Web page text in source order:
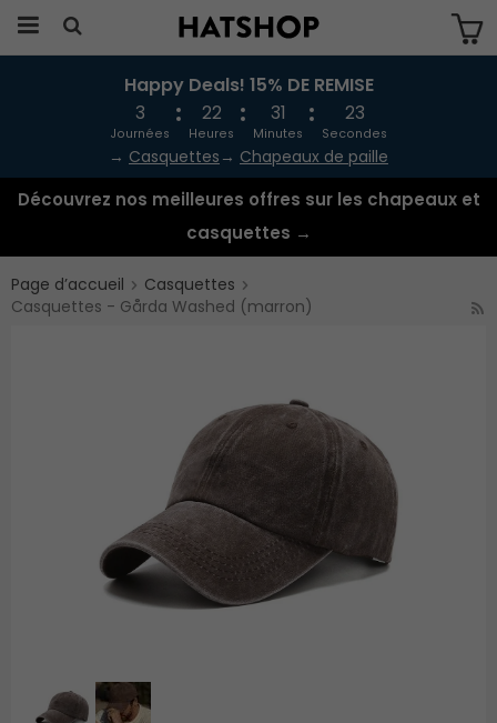
Produkten har blivit tillagd i varukorgen
Happy Deals! 15% DE REMISE
3
Journées
22
Heures
31
Minutes
23
Secondes
→ Casquettes → Chapeaux de paille
Découvrez nos meilleures offres sur les chapeaux et
casquettes →
Page d’accueil
Casquettes
Casquettes - Gårda Washed (marron)